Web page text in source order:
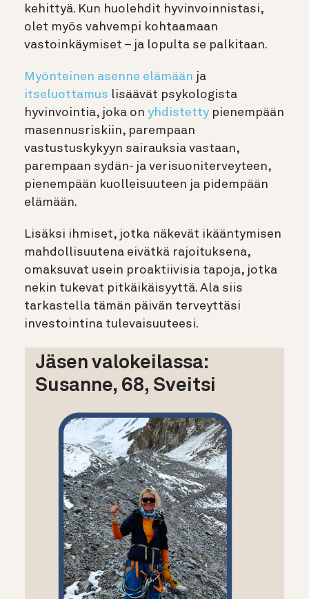
kehittyä. Kun huolehdit hyvinvoinnistasi,
olet myös vahvempi kohtaamaan
vastoinkäymiset – ja lopulta se palkitaan.
Myönteinen asenne elämään ja
itseluottamus lisäävät psykologista
hyvinvointia, joka on yhdistetty pienempään
masennusriskiin, parempaan
vastustuskykyyn sairauksia vastaan,
parempaan sydän- ja verisuoniterveyteen,
pienempään kuolleisuuteen ja pidempään
elämään.
Lisäksi ihmiset, jotka näkevät ikääntymisen
mahdollisuutena eivätkä rajoituksena,
omaksuvat usein proaktiivisia tapoja, jotka
nekin tukevat pitkäikäisyyttä. Ala siis
tarkastella tämän päivän terveyttäsi
investointina tulevaisuuteesi.
Jäsen valokeilassa:
Susanne, 68, Sveitsi